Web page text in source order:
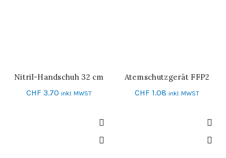
SCHNELL-EINKAUF
Nitril-Handschuh 32 cm
CHF 3.70 inkl. MWST
IN DEN WARENKORB
Atemschutzgerät FFP2
CHF 1.08 inkl. MWST